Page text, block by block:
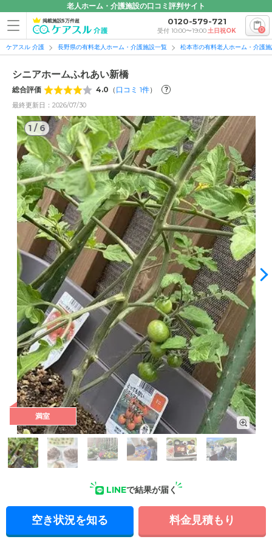
老人ホーム・介護施設の口コミ評判サイト
掲載施設5万件超 0120-579-721
受付 10:00〜19:00土日祝OK 0
ケアスル 介護 長野県の有料老人ホーム・介護施設一覧 松本市の有料老人ホーム・介護
シニアホームふれあい新橋
総合評価 4.0 （ 口コミ 1件） ?
最終更新日：2026/07/30
1 / 6
1/6
屋外共用部: 施設の家庭菜園で育てているミニトマト。だんだ
んと色づいてくる様子を見るのはご入居様の楽しみのひとつで
満室
LINEで結果が届く
空き状況を知る 料金見積もり